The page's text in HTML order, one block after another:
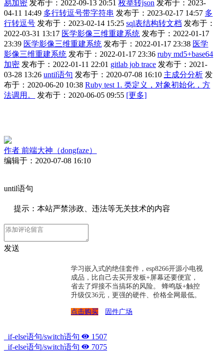
易加密 发布于：2022-09-13 20:51 枚举转json 发布于：2023-
04-11 14:49 多行转逗号带字符串 发布于：2023-02-17 14:57 多
行转逗号 发布于：2023-02-14 15:25 sql表结构转文档 发布于：
2022-03-31 13:17 医学影像三维重建系统 发布于：2022-01-17
23:39 医学影像三维重建系统 发布于：2022-01-17 23:38 医学
影像三维重建系统 发布于：2022-01-17 23:36 ruby md5+base64
加密 发布于：2022-01-11 22:01 gitlab job trace 发布于：2021-
03-28 13:26 until语句 发布于：2020-07-08 16:10 主成分分析 发
布于：2020-06-20 10:38 Ruby test 1. 类定义，对象初始化，方
法调用。
发布于：2020-06-05 09:55 [更多]
作者 前端大神（dongfaze）
编辑于：2020-07-08 16:10
until语句
提示：本站严禁涉政、违法等无关技术的内容
发送
学习嵌入式的绝佳套件，esp8266开源小电视
成品，比自己去买开发板+屏幕还要便宜，
省去了焊接不当搞坏的风险。 蜂鸣版+触控
升级仅36元，更强的硬件、价格全网最低。
点击购买 固件广场
if-else语句/switch语句
1507
if-else语句/switch语句
7075